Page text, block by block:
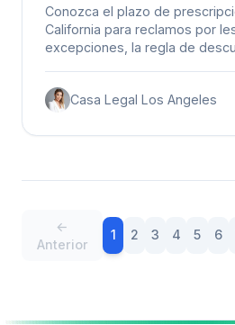
Conozca el plazo de
California para reclamos por
excepciones, la regla de
Casa Legal Los Angeles
←
Anterior
1 2 3 4 5 6